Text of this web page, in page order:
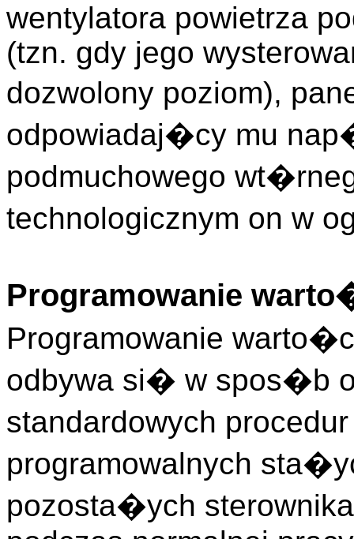
wentylatora powietrza
(tzn. gdy jego
dozwolony poziom),
odpowiadaj�cy mu
podmuchowego
technologicznym on w
Programowanie
Programowanie
odbywa si� w spos�b
standardowych
programowalnych
pozosta�ych